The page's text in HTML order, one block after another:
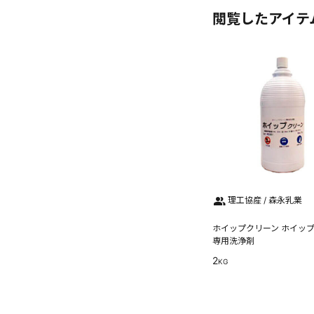
閲覧したアイテ
理工協産 / 森永乳業
ホイップクリーン ホイッ
専用洗浄剤
2KG